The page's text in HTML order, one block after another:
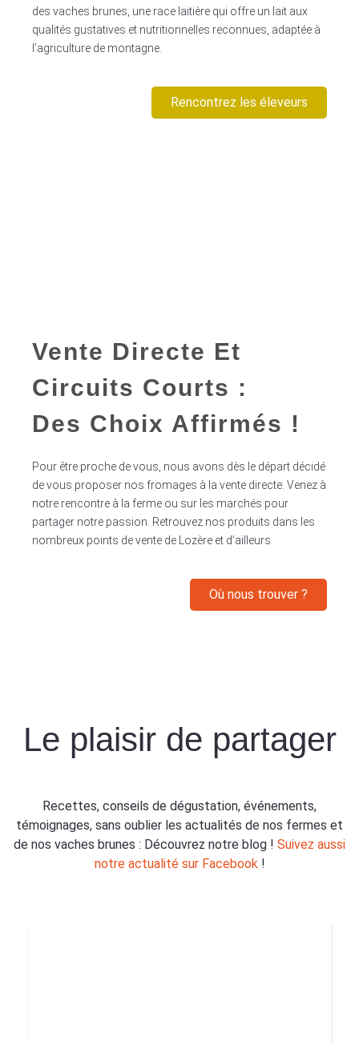
des vaches brunes, une race laitière qui offre un lait aux
qualités gustatives et nutritionnelles reconnues, adaptée à
l’agriculture de montagne.
Rencontrez les éleveurs
Vente Directe Et
Circuits Courts :
Des Choix Affirmés !
Pour être proche de vous, nous avons dès le départ décidé
de vous proposer nos fromages à la vente directe. Venez à
notre rencontre à la ferme ou sur les marchés pour
partager notre passion. Retrouvez nos produits dans les
nombreux points de vente de Lozère et d’ailleurs.
Où nous trouver ?
Le plaisir de partager
Recettes, conseils de dégustation, événements,
témoignages, sans oublier les actualités de nos fermes et
de nos vaches brunes : Découvrez notre blog ! Suivez aussi
notre actualité sur Facebook!